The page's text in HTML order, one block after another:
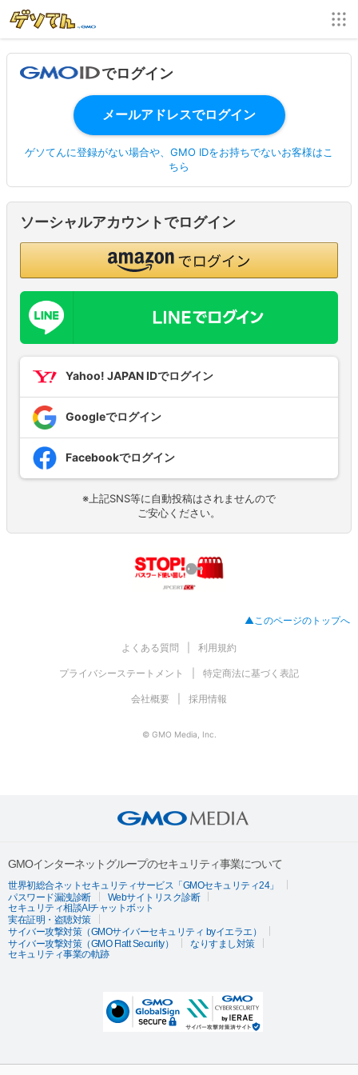
でログイン
ゲソてんに登録がない場合や、GMO IDをお持ちでないお客様はこ
ちら
ソーシャルアカウントでログイン
Yahoo! JAPAN IDでログイン
Googleでログイン
Facebookでログイン
※上記SNS等に自動投稿はされませんので
ご安心ください。
▲このページのトップへ
よくある質問 利用規約
プライバシーステートメント 特定商法に基づく表記
会社概要 採用情報
© GMO Media, Inc.
GMOインターネットグループのセキュリティ事業について
世界初総合ネットセキュリティサービス「GMOセキュリティ24」
パスワード漏洩診断
Webサイトリスク診断
セキュリティ相談AIチャットボット
実在証明・盗聴対策
サイバー攻撃対策（GMOサイバーセキュリティ byイエラエ）
サイバー攻撃対策（GMO Flatt Security）
なりすまし対策
セキュリティ事業の軌跡